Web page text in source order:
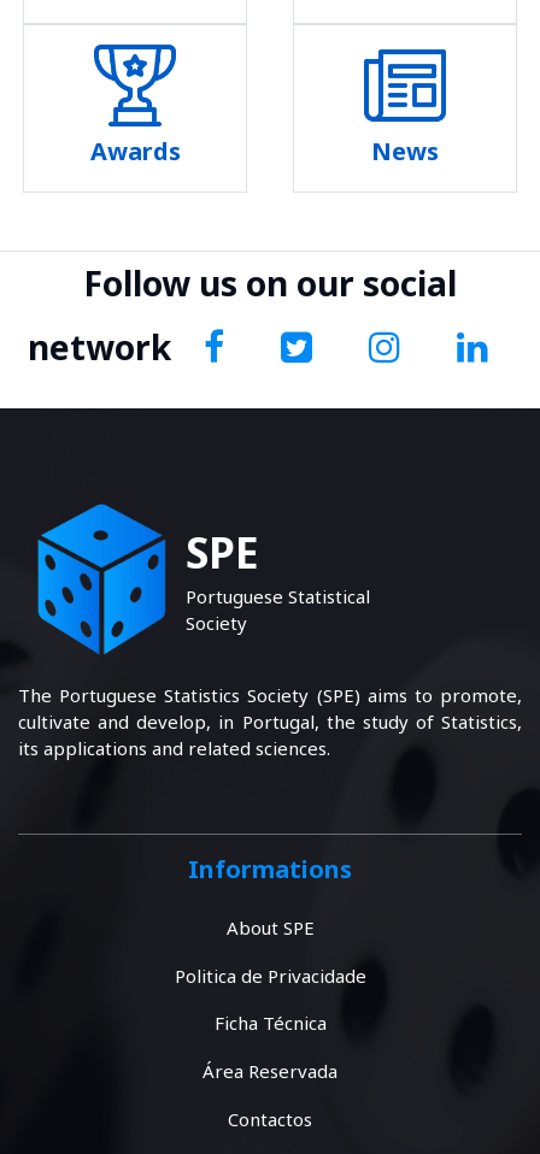
Awards News
Follow us on our social
network
SPE
Portuguese Statistical
Society
The Portuguese Statistics Society (SPE) aims to promote,
cultivate and develop, in Portugal, the study of Statistics,
its applications and related sciences.
Informations
About SPE
Politica de Privacidade
Ficha Técnica
Área Reservada
Contactos